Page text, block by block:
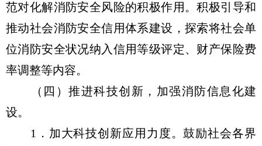
范对化解消防安全风险的积极作用。积极引导和
推动社会消防安全信用体系建设，探索将社会单
位消防安全状况纳入信用等级评定、财产保险费
率调整等内容。
（四）推进科技创新，加强消防信息化建
设。
1．加大科技创新应用力度。鼓励社会各界